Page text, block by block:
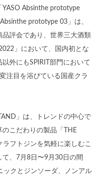
YASO Absinthe prototype
prototype 03」は、
評会であり、世界三大酒類
」において、国内初とな
外にもSPIRIT部門において
注目を浴びている国産クラ
」は、トレンドの中心で
こだわりの製品「THE
ラフトジンを気軽に楽しむこ
、7月8日〜9月30日の間
ックとジンソーダ、ノンアル